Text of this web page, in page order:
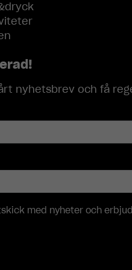
nyhetsbrev och få
med nyheter och